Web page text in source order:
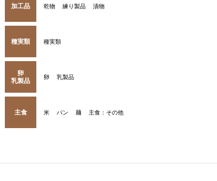
加工品 乾物 練り製品 漬物
種実類 種実類
卵
乳製品
卵 乳製品
主食 米 パン 麺 主食：その他